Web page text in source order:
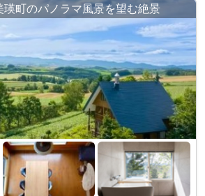
瑛町のパノラマ風景を望む絶景